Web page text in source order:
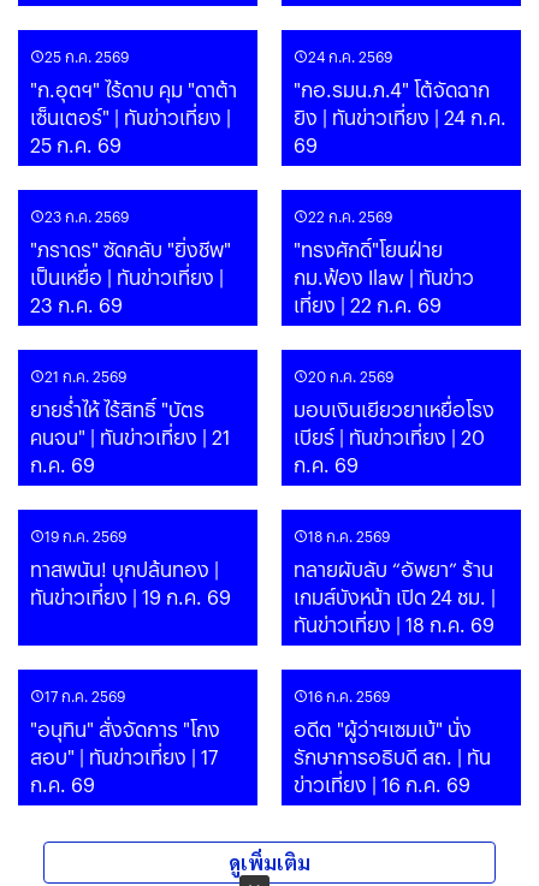
25 ก.ค. 2569
"ก.อุตฯ" ไร้ดาบ คุม "ดาต้า
เซ็นเตอร์" | ทันข่าวเที่ยง |
25 ก.ค. 69
24 ก.ค. 2569
"กอ.รมน.ภ.4" โต้จัดฉาก
ยิง | ทันข่าวเที่ยง | 24 ก.ค.
69
23 ก.ค. 2569
"ภราดร" ซัดกลับ "ยิ่งชีพ"
เป็นเหยื่อ | ทันข่าวเที่ยง |
23 ก.ค. 69
22 ก.ค. 2569
"ทรงศักดิ์"โยนฝ่าย
กม.ฟ้อง Ilaw | ทันข่าว
เที่ยง | 22 ก.ค. 69
21 ก.ค. 2569
ยายร่ำไห้ ไร้สิทธิ์ "บัตร
คนจน" | ทันข่าวเที่ยง | 21
ก.ค. 69
20 ก.ค. 2569
มอบเงินเยียวยาเหยื่อโรง
เบียร์ | ทันข่าวเที่ยง | 20
ก.ค. 69
19 ก.ค. 2569
ทาสพนัน! บุกปล้นทอง |
ทันข่าวเที่ยง | 19 ก.ค. 69
18 ก.ค. 2569
ทลายผับลับ “อัพยา” ร้าน
เกมส์บังหน้า เปิด 24 ชม. |
ทันข่าวเที่ยง | 18 ก.ค. 69
17 ก.ค. 2569
"อนุทิน" สั่งจัดการ "โกง
สอบ" | ทันข่าวเที่ยง | 17
ก.ค. 69
16 ก.ค. 2569
อดีต "ผู้ว่าฯเซมเบ้" นั่ง
รักษาการอธิบดี สถ. | ทัน
ข่าวเที่ยง | 16 ก.ค. 69
ดูเพิ่มเติม